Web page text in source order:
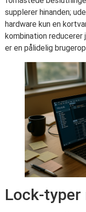
supplerer hinanden;
hardware kun en
kombination
er en pålidelig
Lock-typer